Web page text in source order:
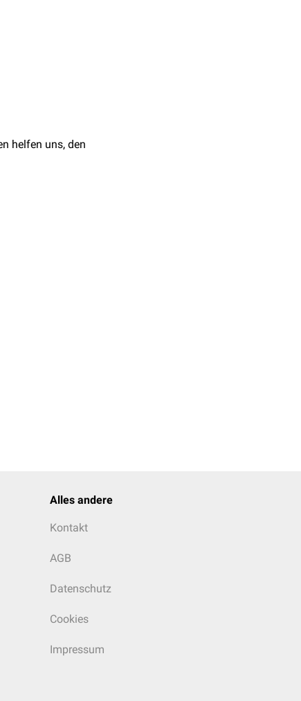
helfen uns, den
Alles andere
Kontakt
AGB
Datenschutz
Cookies
Impressum